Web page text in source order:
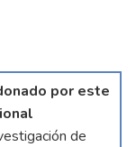
por este
de